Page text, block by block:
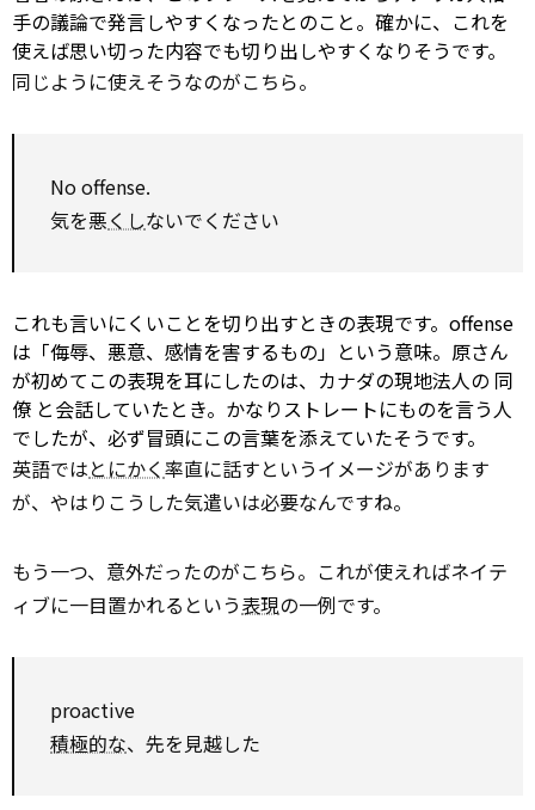
手の議論で発言しやすくなったとのこと。確かに、これを
使えば思い切った内容でも切り出しやすくなりそうです。
同じように使えそうなのがこちら。
Nooffense.
気を悪くしないでください
これも言いにくいことを切り出すときの表現です。offense
は「侮辱、悪意、感情を害するもの」という意味。原さん
が初めてこの表現を耳にしたのは、カナダの現地法人の 同
僚 と会話していたとき。かなりストレートにものを言う人
でしたが、必ず冒頭にこの言葉を添えていたそうです。
英語ではとにかく率直に話すというイメージがあります
が、やはりこうした気遣いは必要なんですね。
もう一つ、意外だったのがこちら。これが使えればネイテ
ィブに一目置かれるという表現の一例です。
proactive
積極的な、先を見越した